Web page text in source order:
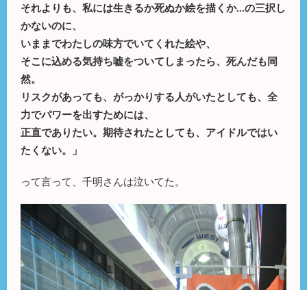
それよりも、私には生きるか死ぬか絵を描くか…の三択し
かないのに、
いままでわたしの味方でいてくれた絵や、
そこに込める気持ち嘘をついてしまったら、死んだも同
然。
リスクがあっても、がっかりする人がいたとしても、全
力でパワーを出すためには、
正直でありたい。期待されたとしても、アイドルではい
たくない。」
って言って、千明さんは泣いてた。